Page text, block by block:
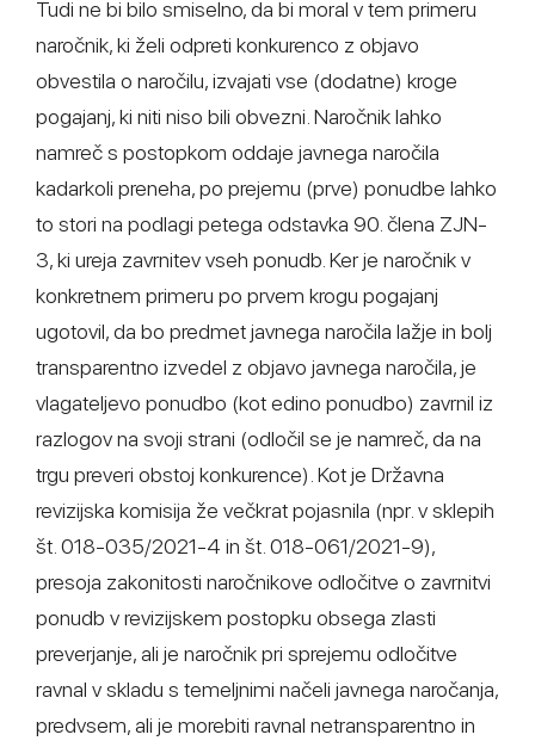
Tudi ne bi bilo smiselno, da bi moral v tem primeru
naročnik, ki želi odpreti konkurenco z objavo
obvestila o naročilu, izvajati vse (dodatne) kroge
pogajanj, ki niti niso bili obvezni. Naročnik lahko
namreč s postopkom oddaje javnega naročila
kadarkoli preneha, po prejemu (prve) ponudbe lahko
to stori na podlagi petega odstavka 90. člena ZJN-
3, ki ureja zavrnitev vseh ponudb. Ker je naročnik v
konkretnem primeru po prvem krogu pogajanj
ugotovil, da bo predmet javnega naročila lažje in bolj
transparentno izvedel z objavo javnega naročila, je
vlagateljevo ponudbo (kot edino ponudbo) zavrnil iz
razlogov na svoji strani (odločil se je namreč, da na
trgu preveri obstoj konkurence). Kot je Državna
revizijska komisija že večkrat pojasnila (npr. v sklepih
št. 018-035/2021-4 in št. 018-061/2021-9),
presoja zakonitosti naročnikove odločitve o zavrnitvi
ponudb v revizijskem postopku obsega zlasti
preverjanje, ali je naročnik pri sprejemu odločitve
ravnal v skladu s temeljnimi načeli javnega naročanja,
predvsem, ali je morebiti ravnal netransparentno in